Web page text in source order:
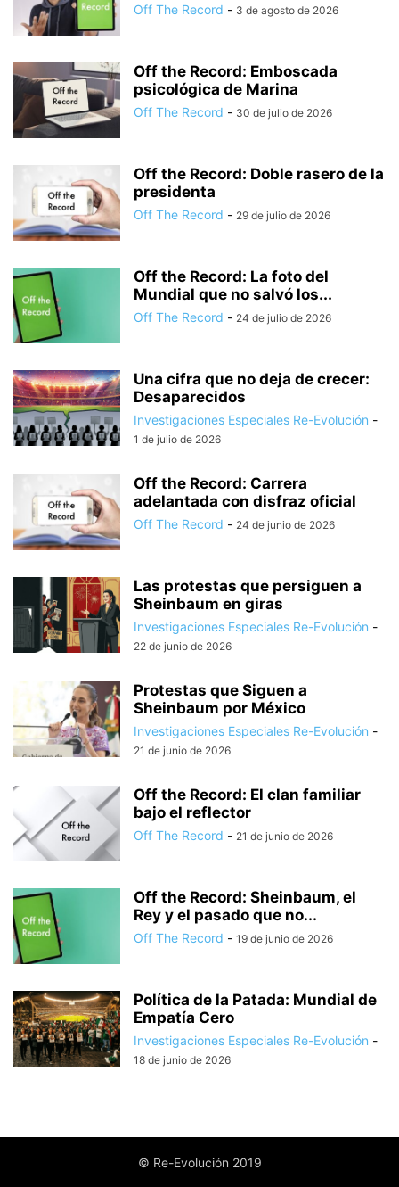
Off The Record - 3 de agosto de 2026
Off the Record: Emboscada
psicológica de Marina
Off The Record - 30 de julio de 2026
Off the Record: Doble rasero de la
presidenta
Off The Record - 29 de julio de 2026
Off the Record: La foto del
Mundial que no salvó los...
Off The Record - 24 de julio de 2026
Una cifra que no deja de crecer:
Desaparecidos
Investigaciones Especiales Re-Evolución -
1 de julio de 2026
Off the Record: Carrera
adelantada con disfraz oficial
Off The Record - 24 de junio de 2026
Las protestas que persiguen a
Sheinbaum en giras
Investigaciones Especiales Re-Evolución -
22 de junio de 2026
Protestas que Siguen a
Sheinbaum por México
Investigaciones Especiales Re-Evolución -
21 de junio de 2026
Off the Record: El clan familiar
bajo el reflector
Off The Record - 21 de junio de 2026
Off the Record: Sheinbaum, el
Rey y el pasado que no...
Off The Record - 19 de junio de 2026
Política de la Patada: Mundial de
Empatía Cero
Investigaciones Especiales Re-Evolución -
18 de junio de 2026
© Re-Evolución 2019